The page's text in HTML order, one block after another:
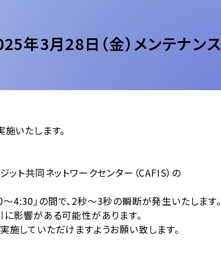
年3月28日（金）メンテナン
いたします。
ト共同ネットワークセンター（CAFIS）の
」の間で、2秒～3秒の瞬断が発生いたします。
ある可能性があります。
ただけますようお願い致します。